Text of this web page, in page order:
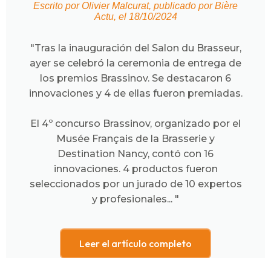
Escrito por Olivier Malcurat, publicado por Bière
Actu, el 18/10/2024
"Tras la inauguración del Salon du Brasseur,
ayer se celebró la ceremonia de entrega de
los premios Brassinov. Se destacaron 6
innovaciones y 4 de ellas fueron premiadas.
El 4º concurso Brassinov, organizado por el
Musée Français de la Brasserie y
Destination Nancy, contó con 16
innovaciones. 4 productos fueron
seleccionados por un jurado de 10 expertos
y profesionales... "
Leer el artículo completo